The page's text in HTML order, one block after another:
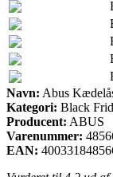
Navn: Abus
Kategori: Black
Producent: ABUS
Varenummer:
EAN: